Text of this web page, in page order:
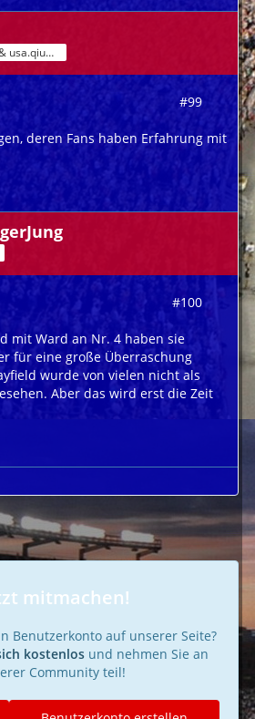
hsv.qiumi.de & usa.qiumi.de
#99
deren Fans haben Erfahrung mit
#100
mit Ward an Nr. 4 haben sie
für eine große Überraschung
wurde von vielen nicht als
Aber das wird erst die Zeit
mitmachen!
Benutzerkonto auf unserer Seite?
kostenlosund nehmen Sie an
Community teil!